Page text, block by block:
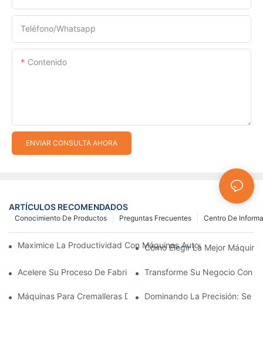
Teléfono/whatsapp
Contenido
ENVIAR CONSULTA AHORA
ARTÍCULOS RECOMENDADOS
Centro De
Preguntas Frecuentes
Conocimiento De Productos
Maximice La Productividad Con Máquinas Automáticas Para
Cómo Elegir La Mejor
Acelere Su Proceso De Fabricación De Cremalleras Con
Transforme Su Negocio Con
Máquinas Para Cremalleras De Plástico: Una Guía Completa
Dominando La Precisión: Se